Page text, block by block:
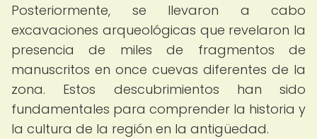
Posteriormente, se llevaron a cabo
excavaciones arqueológicas que revelaron la
presencia de miles de fragmentos de
manuscritos en once cuevas diferentes de la
zona. Estos descubrimientos han sido
fundamentales para comprender la historia y
la cultura de la región en la antigüedad.